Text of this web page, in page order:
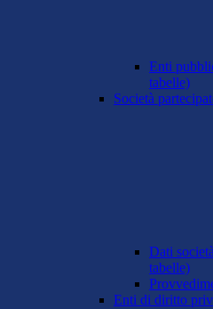
Enti
tabelle)
Società
Dati
tabelle)
Enti di diritto